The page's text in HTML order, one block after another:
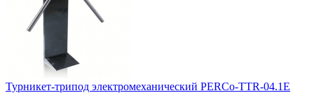
Турникет-трипод электромеханический PERCo-TTR-04.1E